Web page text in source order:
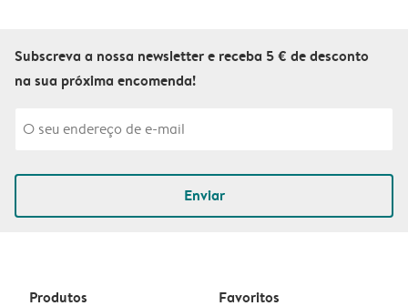
Subscreva a nossa newsletter e receba 5 € de desconto
na sua próxima encomenda!
Enviar
Produtos Favoritos